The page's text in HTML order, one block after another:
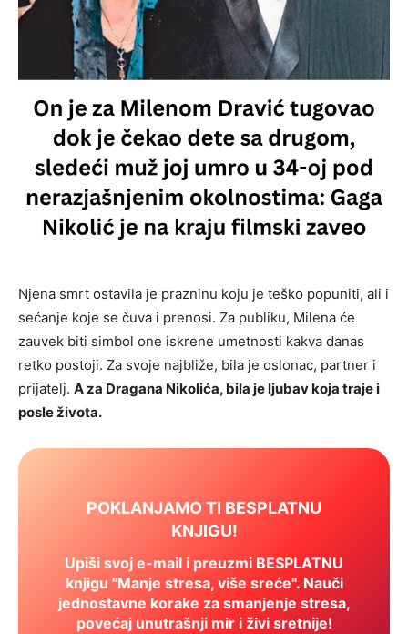
Njena smrt ostavila je prazninu koju je teško popuniti, ali i
sećanje koje se čuva i prenosi. Za publiku, Milena će
zauvek biti simbol one iskrene umetnosti kakva danas
retko postoji. Za svoje najbliže, bila je oslonac, partner i
prijatelj. A za Dragana Nikolića, bila je ljubav koja traje i
posle života.
POKLANJAMO TI BESPLATNU
KNJIGU!
Upiši svoj e-mail i preuzmi BESPLATNU
knjigu "Manje stresa, više sreće". Nauči
jednostavne korake za smanjenje stresa,
povećaj unutrašnji mir i živi sretnije!